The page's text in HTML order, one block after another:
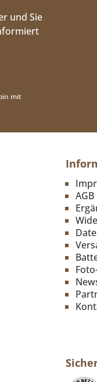
und Sie
mit
AGB